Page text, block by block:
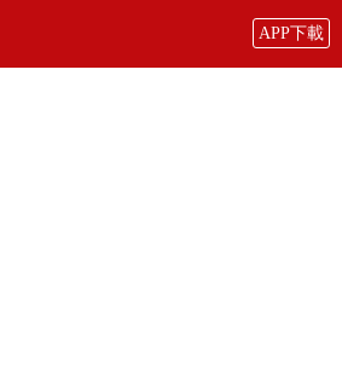
APP下載